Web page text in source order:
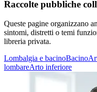
Raccolte pubbliche
Queste pagine organizzano
sintomi, distretti o temi
libreria privata.
Lombalgia e bacinoBacino
lombareArto inferiore